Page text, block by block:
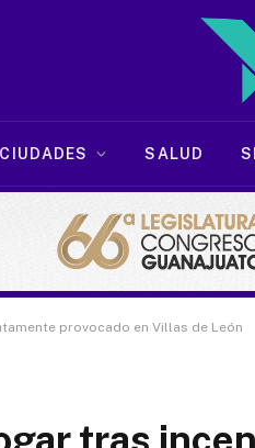
CIUDADES SALUD
provocado en Villas de León